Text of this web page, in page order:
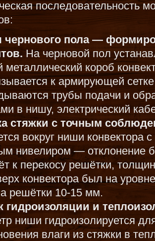
последовательность
чернового пола —
На черновой пол
металлический короб
к армирующей
трубы подачи и
в нишу, электрический
стяжки с точным
вокруг ниши конвектора
нивелиром — отклонение
к перекосу решётки,
конвектора был на
решётки 10-15 мм.
гидроизоляции и
ниши гидроизолируется
влаги из стяжки в